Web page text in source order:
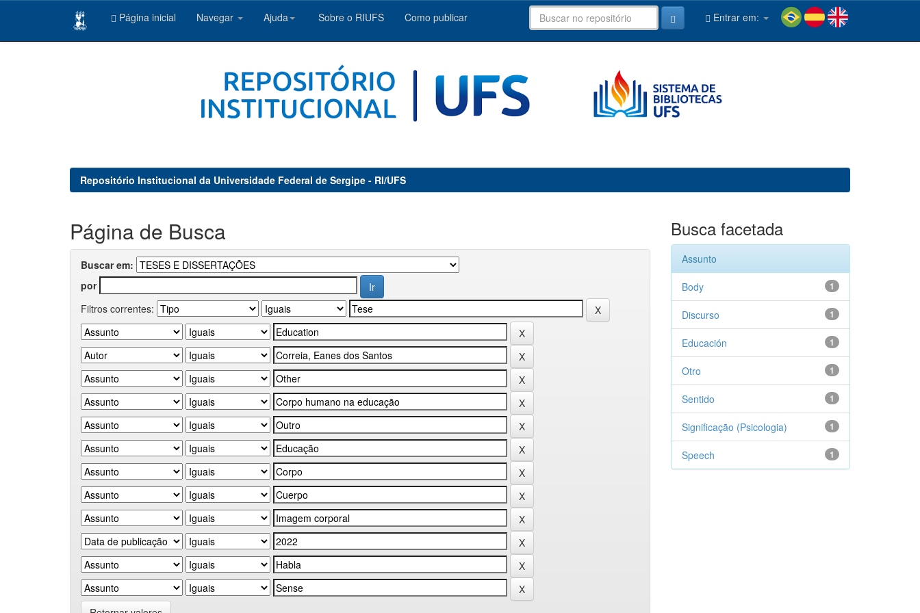
Página inicial Navegar Ajuda Sobre o RIUFS Como publicar Entrar em:
Repositório Institucional da Universidade Federal de Sergipe - RI/UFS
Página de Busca
Buscar em:
por
Filtros correntes:
Busca facetada
Assunto
1
Body
1
Discurso
1
Educación
1
Otro
1
Sentido
1
Significação (Psicologia)
1
Speech